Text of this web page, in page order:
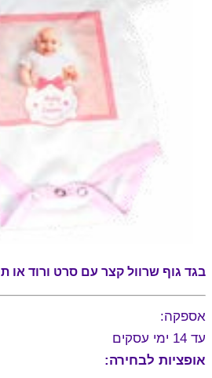
בגד גוף שרוול קצר עם סרט ורוד או
אספקה:
עד 14 ימי עסקים
אופציות לבחירה: